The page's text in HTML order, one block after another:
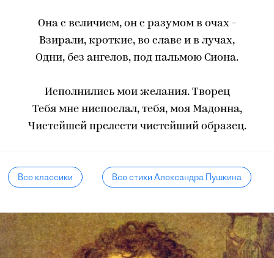
Она с величием, он с разумом в очах -
Взирали, кроткие, во славе и в лучах,
Одни, без ангелов, под пальмою Сиона.
Исполнились мои желания. Творец
Тебя мне ниспослал, тебя, моя Мадонна,
Чистейшей прелести чистейший образец.
Все классики Все стихи Александра Пушкина